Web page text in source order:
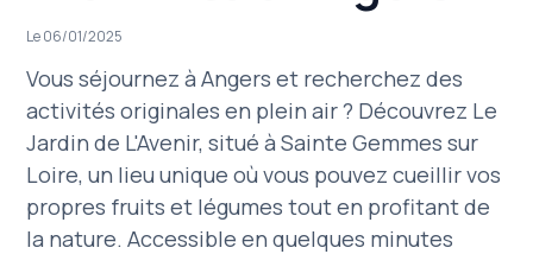
Le 06/01/2025
Vous séjournez à Angers et recherchez des
activités originales en plein air ? Découvrez Le
Jardin de L'Avenir, situé à Sainte Gemmes sur
Loire, un lieu unique où vous pouvez cueillir vos
propres fruits et légumes tout en profitant de
la nature. Accessible en quelques minutes